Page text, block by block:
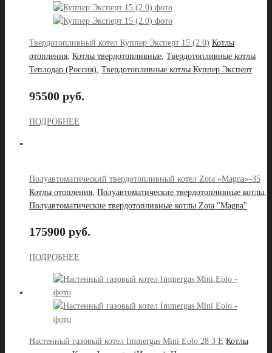
Твердотопливный котел Куппер Эксперт 15 (2.0) Котлы
отопления, Котлы твердотопливные, Твердотопливные котлы
Теплодар (Россия), Твердотопливные котлы Куппер Эксперт
95500 руб.
ПОДРОБНЕЕ
Полуавтоматический твердотопливный котел Zota «Magna»-35
Котлы отопления Полуавтоматические твердотопливные котлы
Полуавтоматические твердотопливные котлы Zota "Magna"
175900 руб.
ПОДРОБНЕЕ
Настенный газовый котел Immergas Mini Eolo 28 3 E Котлы